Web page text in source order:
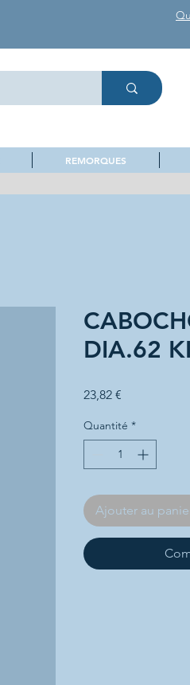
REMORQUES
DIA.62
23,82 €
Quantité *
Ajouter au